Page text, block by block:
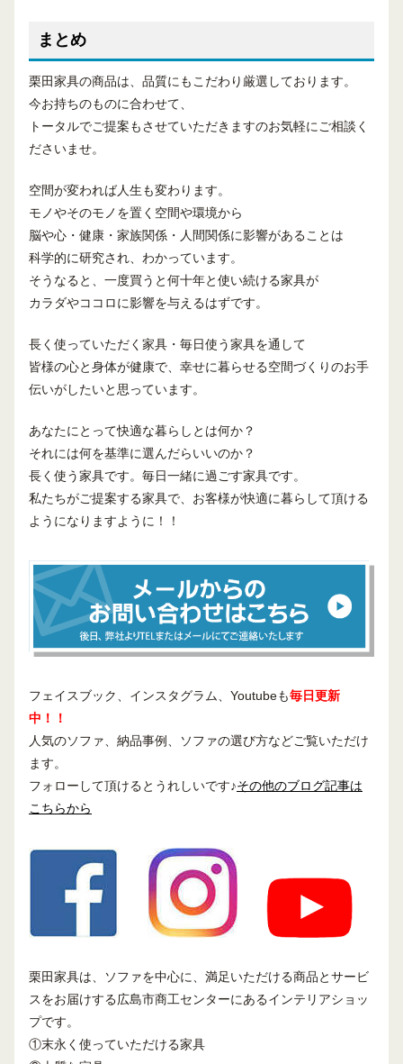
まとめ
栗田家具の商品は、品質にもこだわり厳選しております。
今お持ちのものに合わせて、
トータルでご提案もさせていただきますのお気軽にご相談く
ださいませ。
空間が変われば人生も変わります。
モノやそのモノを置く空間や環境から
脳や心・健康・家族関係・人間関係に影響があることは
科学的に研究され、わかっています。
そうなると、一度買うと何十年と使い続ける家具が
カラダやココロに影響を与えるはずです。
長く使っていただく家具・毎日使う家具を通して
皆様の心と身体が健康で、幸せに暮らせる空間づくりのお手
伝いがしたいと思っています。
あなたにとって快適な暮らしとは何か？
それには何を基準に選んだらいいのか？
長く使う家具です。毎日一緒に過ごす家具です。
私たちがご提案する家具で、お客様が快適に暮らして頂ける
ようになりますように！！
フェイスブック、インスタグラム、Youtubeも毎日更新
中！！
人気のソファ、納品事例、ソファの選び方などご覧いただけ
ます。
フォローして頂けるとうれしいです♪その他のブログ記事は
こちらから
栗田家具は、ソファを中心に、満足いただける商品とサービ
スをお届けする広島市商工センターにあるインテリアショッ
プです。
①末永く使っていただける家具